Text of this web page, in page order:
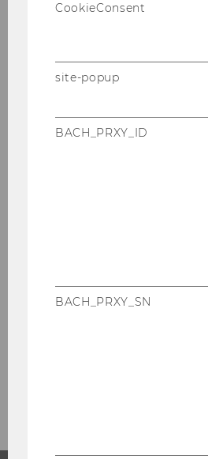
Information Integration
Project
Publications and
CookieConsent
site-popup
BACH_PRXY_ID
BACH_PRXY_SN